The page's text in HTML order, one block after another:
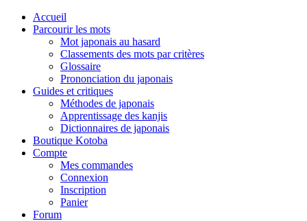
Accueil
Parcourir les mots
Mot japonais au hasard
Classements des mots par critères
Glossaire
Prononciation du japonais
Guides et critiques
Méthodes de japonais
Apprentissage des kanjis
Dictionnaires de japonais
Boutique Kotoba
Compte
Mes commandes
Connexion
Inscription
Panier
Forum